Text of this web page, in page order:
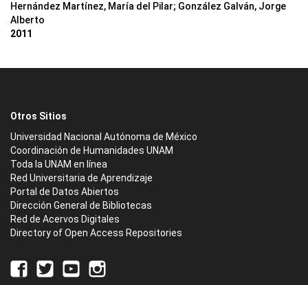
Hernández Martínez, María del Pilar; González Galván, Jorge
Alberto
2011
Otros Sitios
Universidad Nacional Autónoma de México
Coordinación de Humanidades UNAM
Toda la UNAM en línea
Red Universitaria de Aprendizaje
Portal de Datos Abiertos
Dirección General de Bibliotecas
Red de Acervos Digitales
Directory of Open Access Repositories